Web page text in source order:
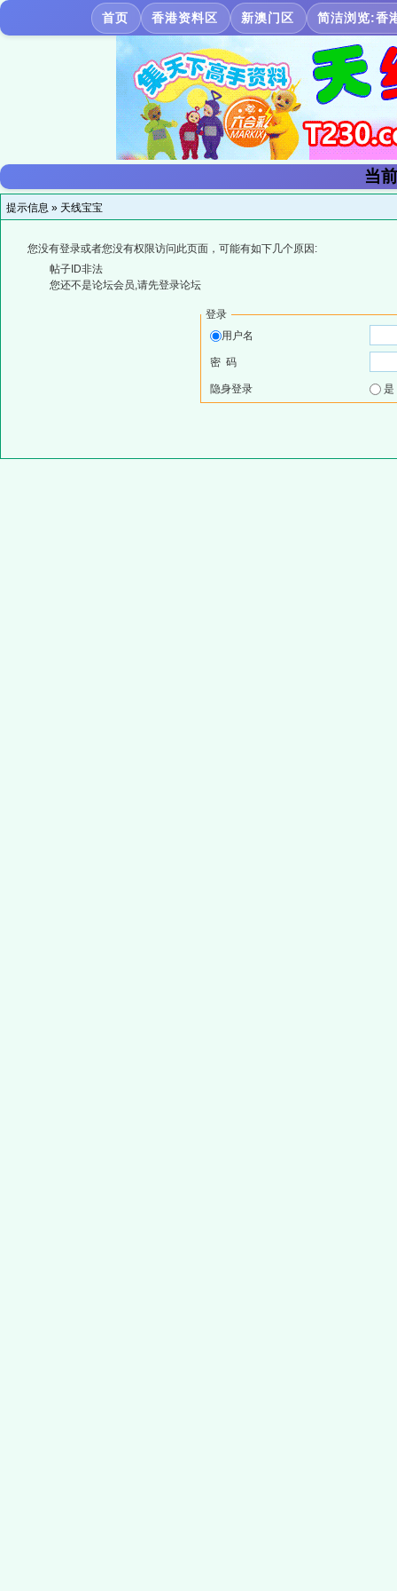
首页 香港资料区 新澳门区 简洁浏览:香
当
提示信息 » 天线宝宝
您没有登录或者您没有权限访问此页面，可能有如下几个原因:
帖子ID非法
您还不是论坛会员,请先登录论坛
登录
用户名
密 码
隐身登录